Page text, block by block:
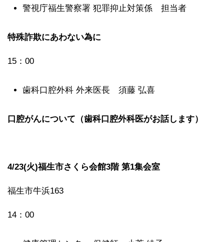
警視庁福生警察署 犯罪抑止対策係 担当者
特殊詐欺にあわない為に
15：00
歯科口腔外科 外来医長 須藤 弘喜
口腔がんについて（歯科口腔外科医がお話します）
4/23(火)福生市さくら会館3階 第1集会室
福生市牛浜163
14：00